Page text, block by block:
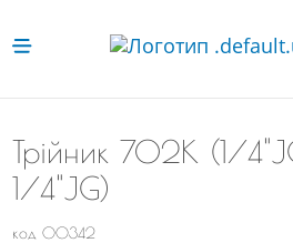
Трійник 702К (1/
1/4"JG)
код 00342